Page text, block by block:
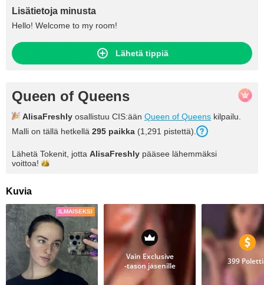
Lisätietoja minusta
Hello! Welcome to my room!
Lähetä tippiä
Queen of Queens
AlisaFreshly osallistuu CIS:ään Queen of Queens kilpailu.
Malli on tällä hetkellä 295 paikka (1,291 pistettä).
Lähetä Tokenit, jotta AlisaFreshly pääsee lähemmäksi
voittoa!
Kuvia
ILMAISEKSI
Vain Exclusive
‑tason jäsenille
399